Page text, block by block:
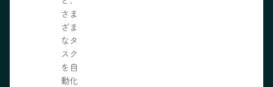
さま
ざま
なタ
スク
を自
動化